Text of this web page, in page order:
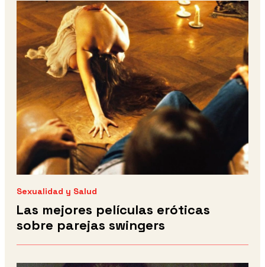
Sexualidad y Salud
Las mejores películas eróticas
sobre parejas swingers